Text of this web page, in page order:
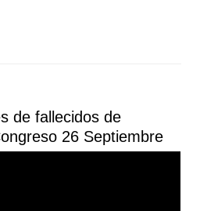
de fallecidos de
26 Septiembre